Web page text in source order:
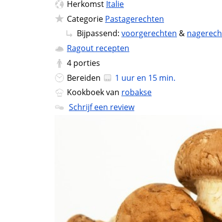
Herkomst Italie
Categorie Pastagerechten
Bijpassend: voorgerechten &
Ragout recepten
4 porties
Bereiden
1 uur en 15 min.
Kookboek van robakse
Schrijf een review